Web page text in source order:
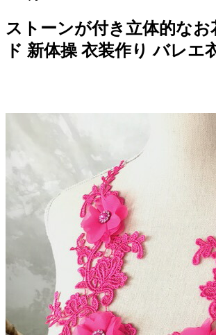
ストーンが付き立体的な
ド 新体操 衣装作り バレエ